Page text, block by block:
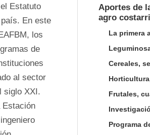
Estatuto
En este
los
de
al sector
siglo XXI.
Estación
Aportes de
agro
La primera
Cereales,
Frutales,
Programa